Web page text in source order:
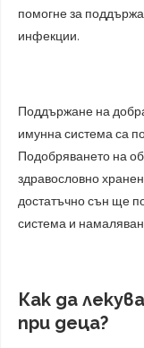
помогне за
инфекции.
Поддържане на
имунна система са
Подобряването на
здравословно
достатъчно сън ще
система и
Как да
при деца?